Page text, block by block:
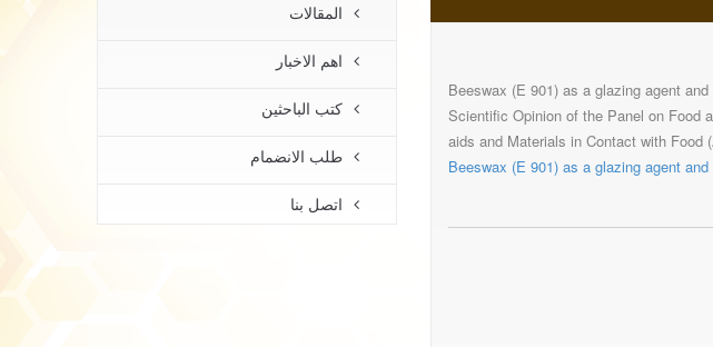
Beeswax (E 901) as a glazing agent
Scientific Opinion of the Panel on Food
aids and Materials in Contact with Food
Beeswax (E 901) as a glazing agent
المقالات
اهم الاخبار
كتب الباحثين
طلب الانضمام
اتصل بنا